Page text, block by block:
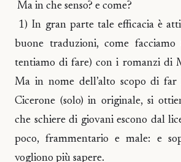
Ma in che senso? e come?
1) In gran parte tale efficacia è
buone traduzioni, come facciamo
tentiamo di fare) con i romanzi di
Ma in nome dell’alto scopo di far
Cicerone (solo) in originale, si
che schiere di giovani escono dal
poco, frammentario e male: e
vogliono più sapere.